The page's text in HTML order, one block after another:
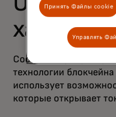
Соответствует
технологии
использует
которые открывает
Принять Файлы cookie
Управлять